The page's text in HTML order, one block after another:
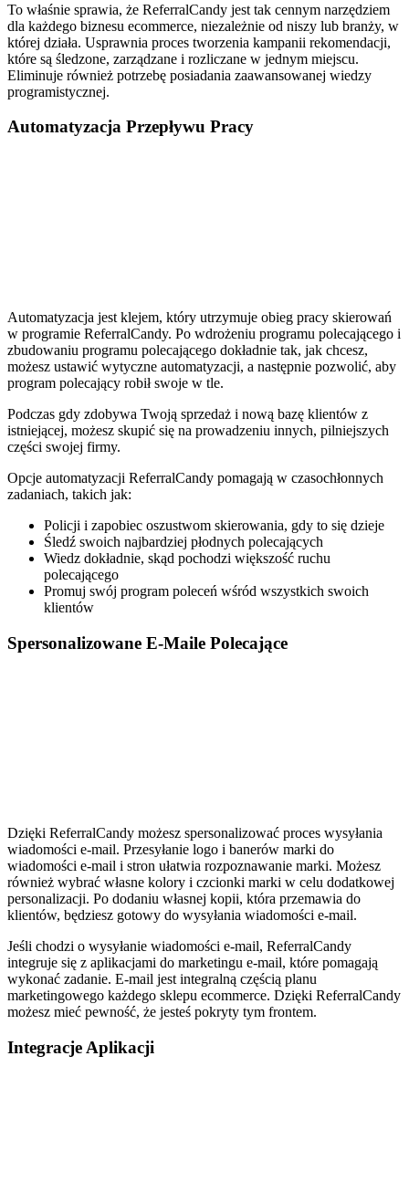
To właśnie sprawia, że ReferralCandy jest tak cennym narzędziem
dla każdego biznesu ecommerce, niezależnie od niszy lub branży, w
której działa. Usprawnia proces tworzenia kampanii rekomendacji,
które są śledzone, zarządzane i rozliczane w jednym miejscu.
Eliminuje również potrzebę posiadania zaawansowanej wiedzy
programistycznej.
Automatyzacja Przepływu Pracy
Automatyzacja jest klejem, który utrzymuje obieg pracy skierowań
w programie ReferralCandy. Po wdrożeniu programu polecającego i
zbudowaniu programu polecającego dokładnie tak, jak chcesz,
możesz ustawić wytyczne automatyzacji, a następnie pozwolić, aby
program polecający robił swoje w tle.
Podczas gdy zdobywa Twoją sprzedaż i nową bazę klientów z
istniejącej, możesz skupić się na prowadzeniu innych, pilniejszych
części swojej firmy.
Opcje automatyzacji ReferralCandy pomagają w czasochłonnych
zadaniach, takich jak:
Policji i zapobiec oszustwom skierowania, gdy to się dzieje
Śledź swoich najbardziej płodnych polecających
Wiedz dokładnie, skąd pochodzi większość ruchu
polecającego
Promuj swój program poleceń wśród wszystkich swoich
klientów
Spersonalizowane E-Maile Polecające
Dzięki ReferralCandy możesz spersonalizować proces wysyłania
wiadomości e-mail. Przesyłanie logo i banerów marki do
wiadomości e-mail i stron ułatwia rozpoznawanie marki. Możesz
również wybrać własne kolory i czcionki marki w celu dodatkowej
personalizacji. Po dodaniu własnej kopii, która przemawia do
klientów, będziesz gotowy do wysyłania wiadomości e-mail.
Jeśli chodzi o wysyłanie wiadomości e-mail, ReferralCandy
integruje się z aplikacjami do marketingu e-mail, które pomagają
wykonać zadanie. E-mail jest integralną częścią planu
marketingowego każdego sklepu ecommerce. Dzięki ReferralCandy
możesz mieć pewność, że jesteś pokryty tym frontem.
Integracje Aplikacji